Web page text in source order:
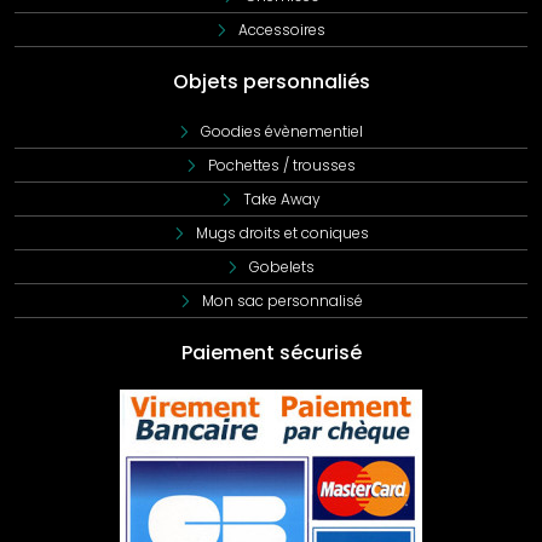
Accessoires
Objets personnaliés
Goodies évènementiel
Pochettes / trousses
Take Away
Mugs droits et coniques
Gobelets
Mon sac personnalisé
Paiement sécurisé